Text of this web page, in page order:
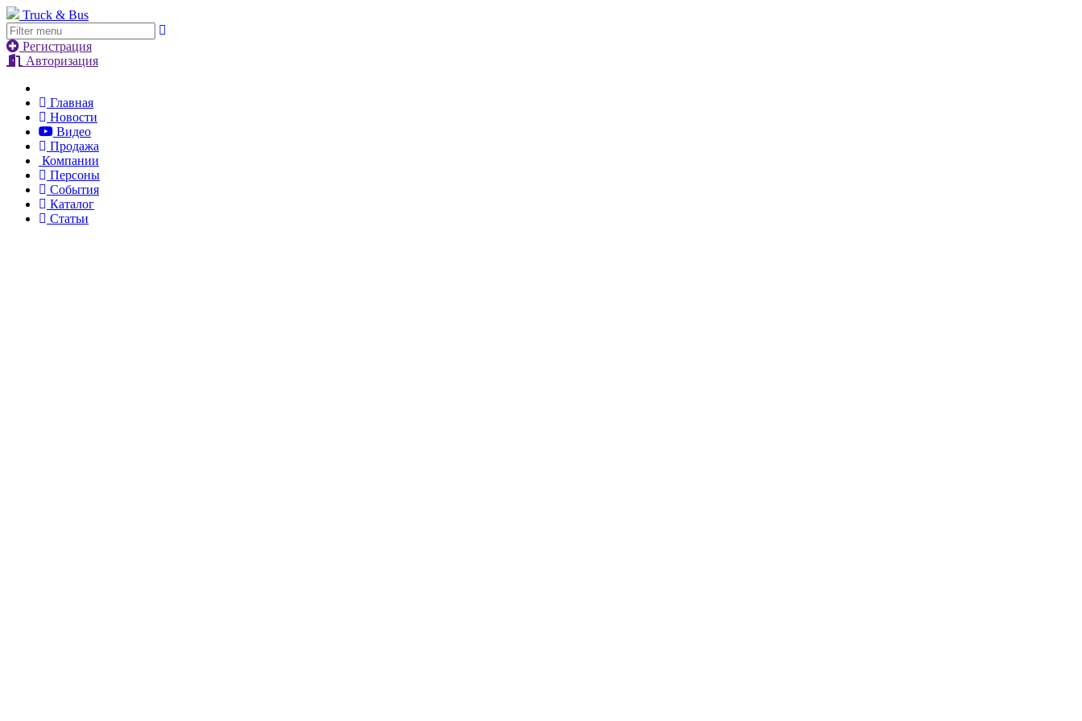
Truck & Bus
Регистрация
Авторизация
Главная
Новости
Видео
Продажа
Компании
Персоны
События
Каталог
Статьи